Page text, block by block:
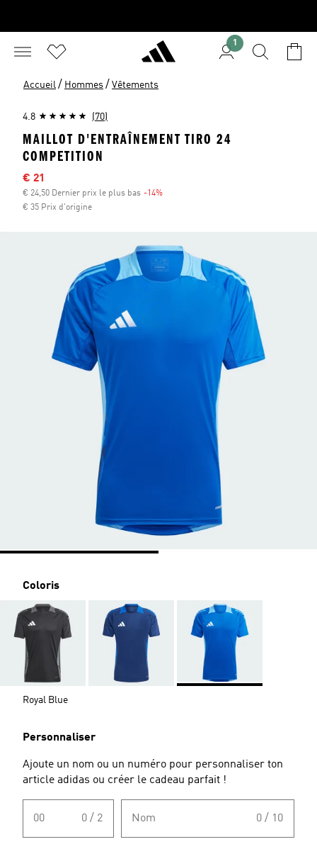
1
Accueil / Hommes / Vêtements
4.8 (70)
MAILLOT D'ENTRAÎNEMENT TIRO 24
COMPETITION
Sale price
€ 21
€ 24,50 Dernier prix le plus bas -14%
€ 35 Prix d'origine
Coloris
Royal Blue
Personnaliser
Ajoute un nom ou un numéro pour personnaliser ton
article adidas ou créer le cadeau parfait !
00 0 / 2 Nom 0 / 10